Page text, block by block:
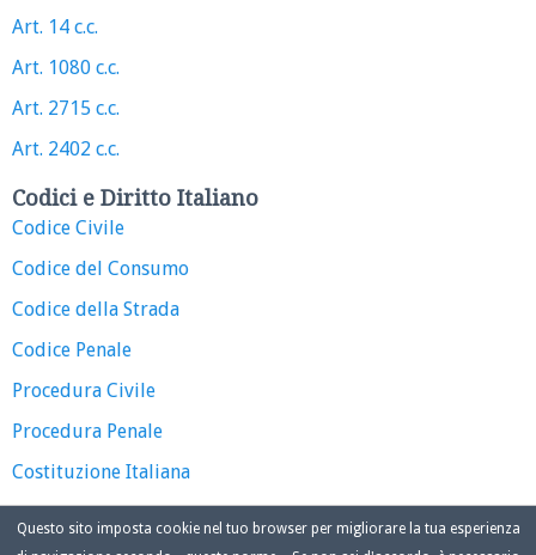
Art. 14 c.c.
Art. 1080 c.c.
Art. 2715 c.c.
Art. 2402 c.c.
Codici e Diritto Italiano
Codice Civile
Codice del Consumo
Codice della Strada
Codice Penale
Procedura Civile
Procedura Penale
Costituzione Italiana
Questo sito imposta cookie nel tuo browser per migliorare la tua esperienza